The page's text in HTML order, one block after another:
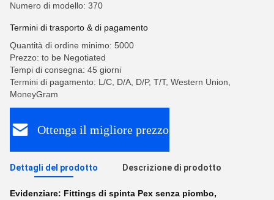
Numero di modello: 370
Termini di trasporto & di pagamento
Quantità di ordine minimo: 5000
Prezzo: to be Negotiated
Tempi di consegna: 45 giorni
Termini di pagamento: L/C, D/A, D/P, T/T, Western Union,
MoneyGram
Ottenga il migliore prezzo
Dettagli del prodotto Descrizione di prodotto
Evidenziare: Fittings di spinta Pex senza piombo,